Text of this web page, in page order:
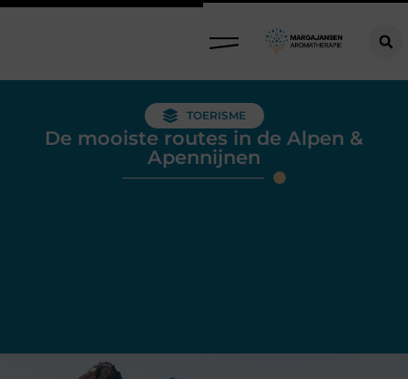
TOERISME
De mooiste routes in de Alpen &
Apennijnen